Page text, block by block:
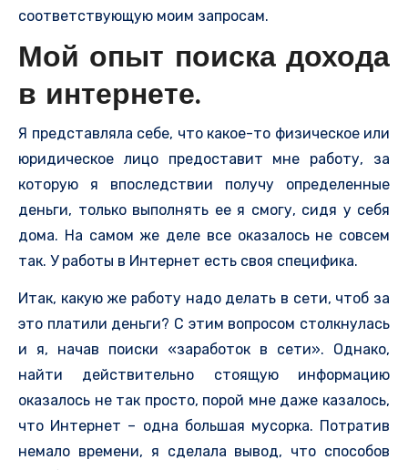
соответствующую моим запросам.
Мой опыт поиска дохода
в интернете.
Я представляла себе, что какое-то физическое или
юридическое лицо предоставит мне работу, за
которую я впоследствии получу определенные
деньги, только выполнять ее я смогу, сидя у себя
дома. На самом же деле все оказалось не совсем
так. У работы в Интернет есть своя специфика.
Итак, какую же работу надо делать в сети, чтоб за
это платили деньги? С этим вопросом столкнулась
и я, начав поиски «заработок в сети». Однако,
найти действительно стоящую информацию
оказалось не так просто, порой мне даже казалось,
что Интернет – одна большая мусорка. Потратив
немало времени, я сделала вывод, что способов